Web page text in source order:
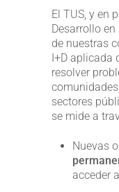
El TUS, y en
Desarrollo
de nuestras
I+D aplicada
resolver
sectores
se mide a
Nuevas
acceder